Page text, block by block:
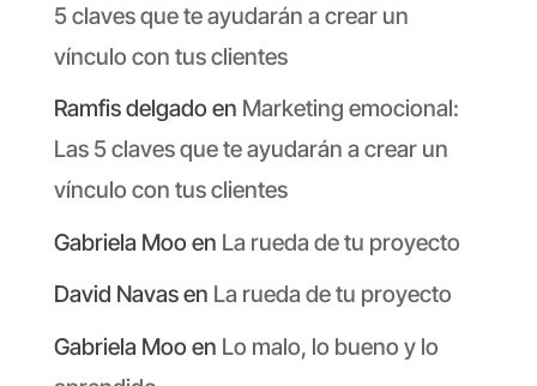
5 claves que te ayudarán a crear un
vínculo con tus clientes
Ramfis delgado en Marketing emocional:
Las 5 claves que te ayudarán a crear un
vínculo con tus clientes
Gabriela Moo en La rueda de tu proyecto
David Navasen La rueda de tu proyecto
Gabriela Moo en Lo malo, lo bueno y lo